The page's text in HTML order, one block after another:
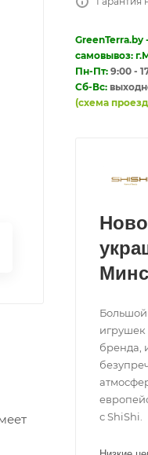
самовывоз:
Пн-Пт: 9:00 -
Сб-Вс:
(схема
бренда,
с ShiShi.